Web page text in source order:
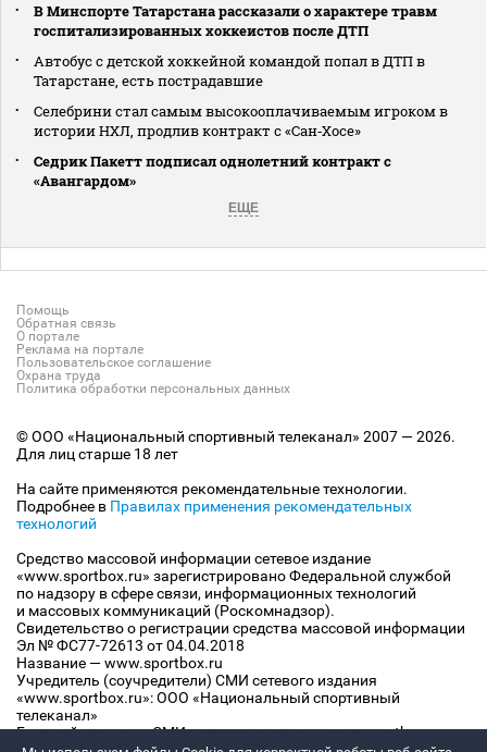
В Минспорте Татарстана рассказали о характере травм
госпитализированных хоккеистов после ДТП
Автобус с детской хоккейной командой попал в ДТП в
Татарстане, есть пострадавшие
Селебрини стал самым высокооплачиваемым игроком в
истории НХЛ, продлив контракт с «Сан‑Хосе»
Седрик Пакетт подписал однолетний контракт с
«Авангардом»
ЕЩЕ
Помощь
Обратная связь
О портале
Реклама на портале
Пользовательское соглашение
Охрана труда
Политика обработки персональных данных
© ООО «Национальный спортивный телеканал» 2007 — 2026.
Для лиц старше 18 лет
На сайте применяются рекомендательные технологии.
Подробнее в Правилах применения рекомендательных
технологий
Средство массовой информации сетевое издание
«www.sportbox.ru» зарегистрировано Федеральной службой
по надзору в сфере связи, информационных технологий
и массовых коммуникаций (Роскомнадзор).
Свидетельство о регистрации средства массовой информации
Эл № ФС77-72613 от 04.04.2018
Название — www.sportbox.ru
Учредитель (соучредители) СМИ сетевого издания
«www.sportbox.ru»: ООО «Национальный спортивный
телеканал»
Главный редактор СМИ сетевого издания «www.sportbox.ru»: